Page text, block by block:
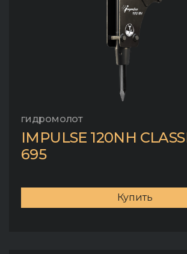
гидромолот
IMPULSE 120NH
695
Купить